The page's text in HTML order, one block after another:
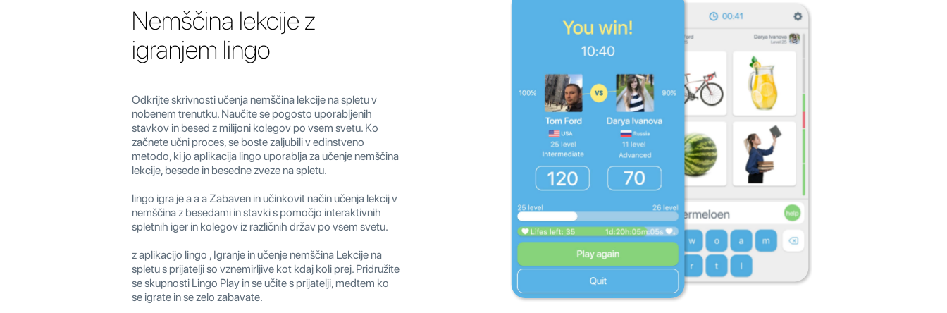
Nemščina lekcije z
igranjem lingo
Odkrijte skrivnosti učenja nemščina lekcije na spletu v
nobenem trenutku. Naučite se pogosto uporabljenih
stavkov in besed z milijoni kolegov po vsem svetu. Ko
začnete učni proces, se boste zaljubili v edinstveno
metodo, ki jo aplikacija lingo uporablja za učenje nemščina
lekcije, besede in besedne zveze na spletu.
lingo igra je a a a Zabaven in učinkovit način učenja lekcij v
nemščina z besedami in stavki s pomočjo interaktivnih
spletnih iger in kolegov iz različnih držav po vsem svetu.
z aplikacijo lingo , Igranje in učenje nemščina Lekcije na
spletu s prijatelji so vznemirljive kot kdaj koli prej. Pridružite
se skupnosti Lingo Play in se učite s prijatelji, medtem ko
se igrate in se zelo zabavate.